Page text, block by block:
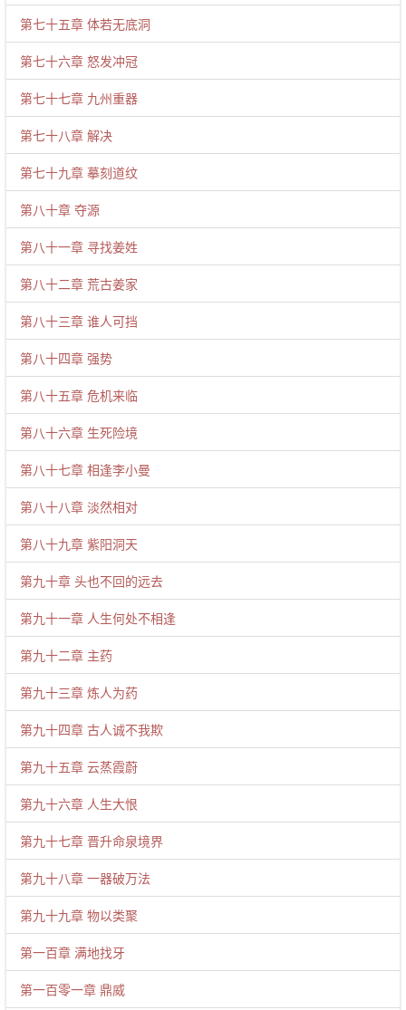
第七十五章 体若无底洞
第七十六章 怒发冲冠
第七十七章 九州重器
第七十八章 解决
第七十九章 摹刻道纹
第八十章 夺源
第八十一章 寻找姜姓
第八十二章 荒古姜家
第八十三章 谁人可挡
第八十四章 强势
第八十五章 危机来临
第八十六章 生死险境
第八十七章 相逢李小曼
第八十八章 淡然相对
第八十九章 紫阳洞天
第九十章 头也不回的远去
第九十一章 人生何处不相逢
第九十二章 主药
第九十三章 炼人为药
第九十四章 古人诚不我欺
第九十五章 云蒸霞蔚
第九十六章 人生大恨
第九十七章 晋升命泉境界
第九十八章 一器破万法
第九十九章 物以类聚
第一百章 满地找牙
第一百零一章 鼎威